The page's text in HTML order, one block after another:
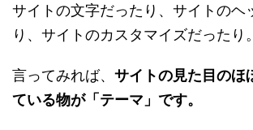
サイトの文字だったり、サイトのヘ
り、サイトのカスタマイズだったり。
言ってみれば、 サイトの見た目のほ
ている物が「テーマ」です。